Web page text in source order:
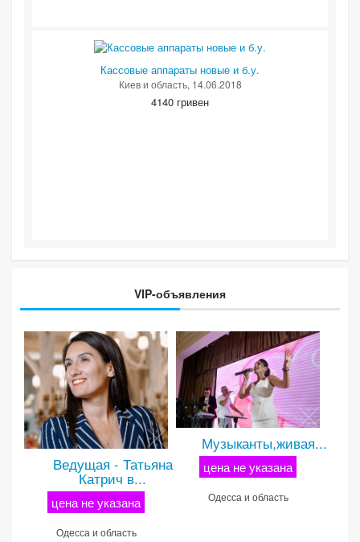
Кассовые аппараты новые и б.у.
Киев и область, 14.06.2018
4140 гривен
VIP-объявления
Ведущая - Татьяна
Катрич в...
цена не указана
Одесса и область
Музыканты,живая...
цена не указана
Одесса и область